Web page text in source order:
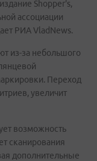
Shopper's,
ассоциации
РИА VladNews.
из-за небольшого
Переход
увеличит
возможность
сканирования
дополнительные